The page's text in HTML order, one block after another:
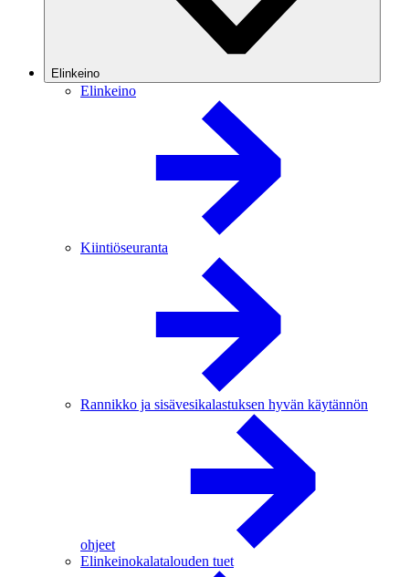
Elinkeino
Elinkeino
Kiintiöseuranta
Rannikko ja sisävesikalastuksen hyvän käytännön
ohjeet
Elinkeinokalatalouden tuet